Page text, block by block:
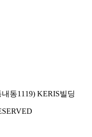
동1119) KERIS빌딩